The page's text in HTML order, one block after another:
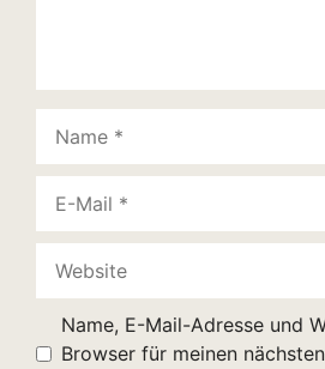
Mail
Name, E-Mail-Adresse und
Browser für meinen